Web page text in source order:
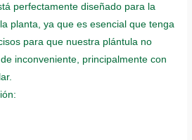
perfectamente diseñado para la
planta, ya que es esencial que tenga
para que nuestra plántula no
inconveniente, principalmente con